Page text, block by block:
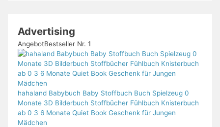
Advertising
AngebotBestseller Nr. 1
hahaland Babybuch Baby Stoffbuch Buch Spielzeug 0
Monate 3D Bilderbuch Stoffbücher Fühlbuch Knisterbuch
ab 0 3 6 Monate Quiet Book Geschenk für Jungen
Mädchen